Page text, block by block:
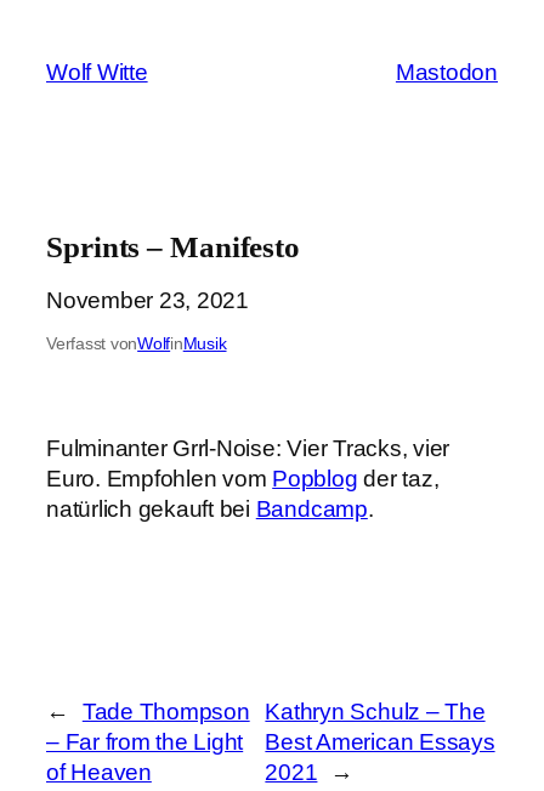
springen
Wolf Witte Mastodon
Sprints – Manifesto
November 23, 2021
Verfasst vonWolfinMusik
Fulminanter Grrl-Noise: Vier Tracks, vier
Euro. Empfohlen vom Popblog der taz,
natürlich gekauft bei Bandcamp.
←
Tade Thompson
– Far from the Light
of Heaven
Kathryn Schulz – The
Best American Essays
2021
→